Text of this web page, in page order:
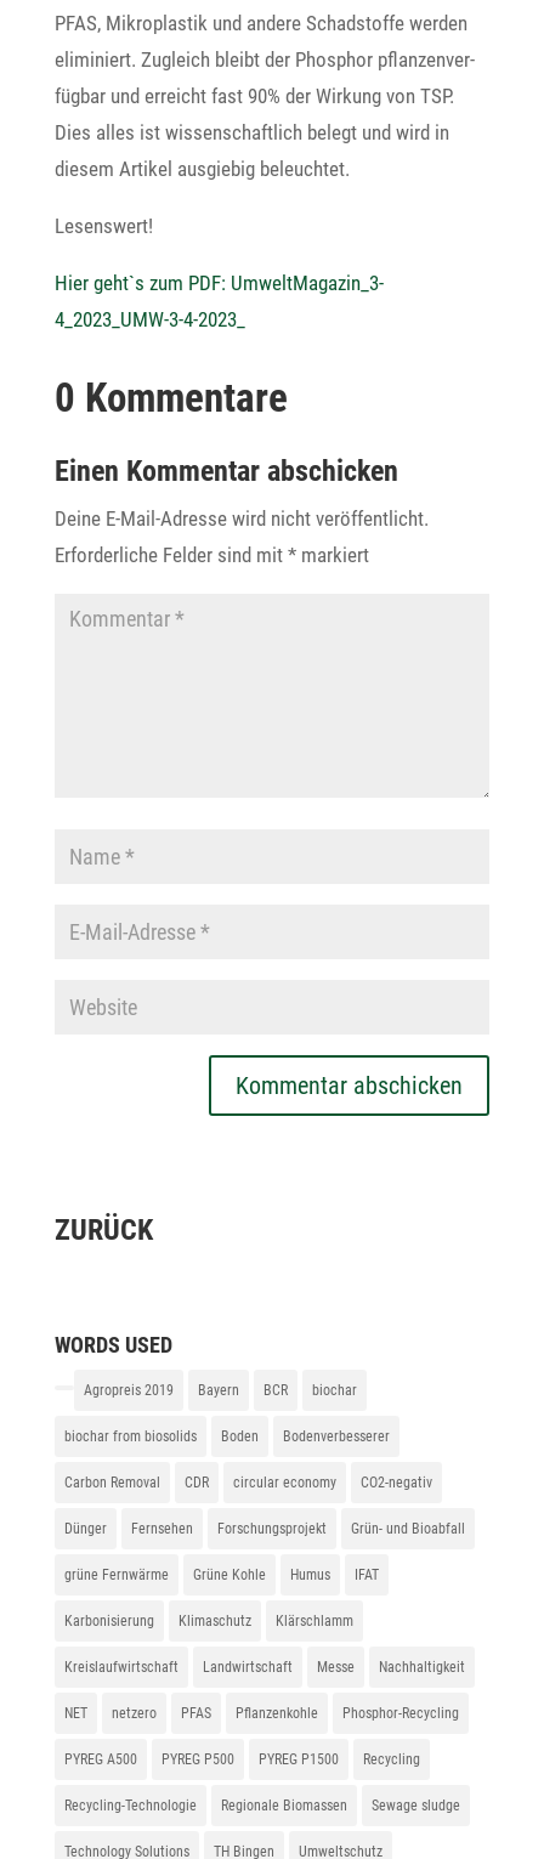
PFAS, Mikro­plastik und andere Schad­stoffe werden
elimi­niert. Zugleich bleibt der Phos­phor pflan­zen­ver­
fügbar und erreicht fast 90% der Wirkung von TSP.
Dies alles ist wissen­schaft­lich belegt und wird in
diesem Artikel ausgiebig beleuchtet.
Lesens­wert!
Hier geht`s zum PDF: UmweltMagazin_3-
4_2023_UMW-3-4-2023_
0 Kommentare
Einen Kommentar abschicken
Deine E-Mail-Adresse wird nicht veröffentlicht.
Erforderliche Felder sind mit *markiert
Kommentar abschicken
ZURÜCK
WORDS USED
Agropreis 2019 Bayern BCR biochar
biochar from biosolids Boden Bodenverbesserer
Carbon Removal CDR circular economy CO2-negativ
Dünger Fernsehen Forschungsprojekt Grün- und Bioabfall
grüne Fernwärme Grüne Kohle Humus IFAT
Karbonisierung Klimaschutz Klärschlamm
Kreislaufwirtschaft Landwirtschaft Messe Nachhaltigkeit
NET netzero PFAS Pflanzenkohle Phosphor-Recycling
PYREG A500 PYREG P500 PYREG P1500 Recycling
Recycling-Technologie Regionale Biomassen Sewage sludge
Technology Solutions TH Bingen Umweltschutz